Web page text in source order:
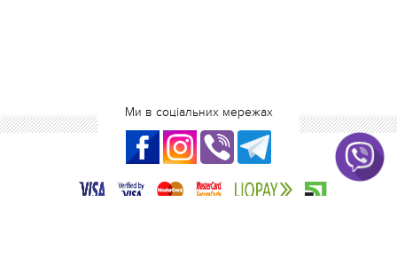
Ми в соціальних мережах